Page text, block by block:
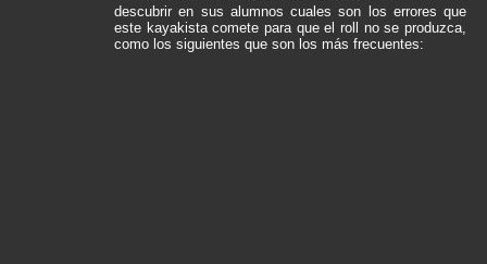
descubrir en sus alumnos cuales son los errores que
este kayakista comete para que el roll no se produzca,
como los siguientes que son los más frecuentes: